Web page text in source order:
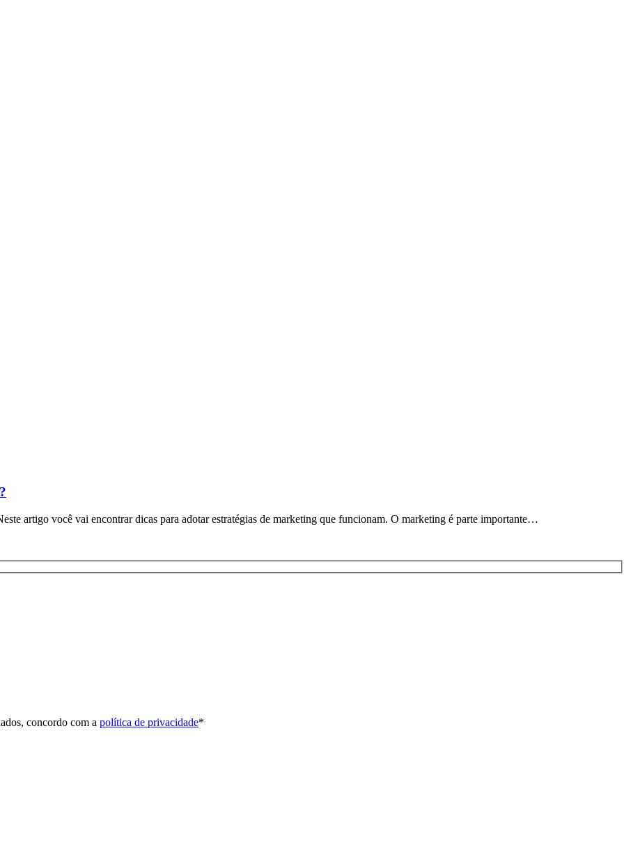
artigo você vai encontrar dicas para adotar estratégias de marketing que funcionam. O marketing é parte importante…
concordo com a política de privacidade*